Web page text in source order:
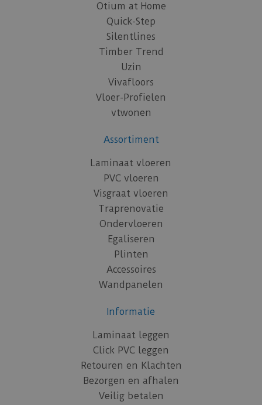
Otium at Home
Quick-Step
Silentlines
Timber Trend
Uzin
Vivafloors
Vloer-Profielen
vtwonen
Assortiment
Laminaat vloeren
PVC vloeren
Visgraat vloeren
Traprenovatie
Ondervloeren
Egaliseren
Plinten
Accessoires
Wandpanelen
Informatie
Laminaat leggen
Click PVC leggen
Retouren en Klachten
Bezorgen en afhalen
Veilig betalen